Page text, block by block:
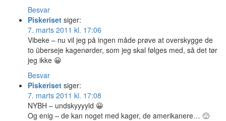
Besvar
Piskeriset siger:
7. marts 2011 kl. 17:06
Vibeke – nu vil jeg på ingen måde prøve at overskygge de
to überseje kagenørder, som jeg skal følges med, så det tør
jeg ikke 😀
Besvar
Piskeriset siger:
7. marts 2011 kl. 17:08
NYBH – undskyyyyld 😀
Og enig – de kan noget med kager, de amerikanere… 🙂